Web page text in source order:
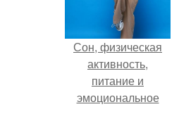
Сон, физическая
активность,
питание и
эмоциональное